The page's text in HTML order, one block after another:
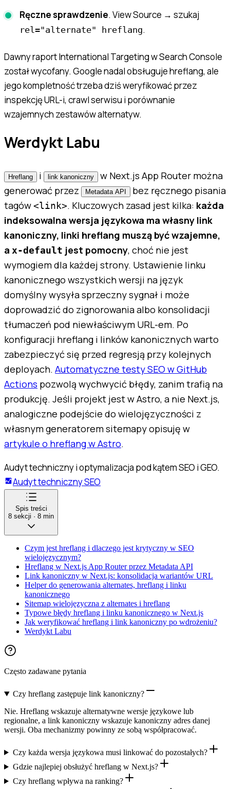
Ręczne sprawdzenie. View Source → szukaj
rel="alternate" hreflang.
Dawny raport International Targeting w Search Console
został wycofany. Google nadal obsługuje hreflang, ale
jego kompletność trzeba dziś weryfikować przez
inspekcję URL-i, crawl serwisu i porównanie
wzajemnych zestawów alternatyw.
Werdykt Labu
Hreflang i link kanoniczny
w Next.js App Router można
generować przez
Metadata API
bez ręcznego pisania
tagów<link>. Kluczowych zasad jest kilka: każda
indeksowalna wersja językowa ma własny link
kanoniczny, linki hreflang muszą być wzajemne,
a x-default jest pomocny, choć nie jest
wymogiem dla każdej strony. Ustawienie linku
kanonicznego wszystkich wersji na język
domyślny wysyła sprzeczny sygnał i może
doprowadzić do zignorowania albo konsolidacji
tłumaczeń pod niewłaściwym URL-em. Po
konfiguracji hreflang i linków kanonicznych warto
zabezpieczyć się przed regresją przy kolejnych
deployach. Automatyczne testy SEO w GitHub
Actions pozwolą wychwycić błędy, zanim trafią na
produkcję. Jeśli projekt jest w Astro, a nie Next.js,
analogiczne podejście do wielojęzyczności z
własnym generatorem sitemapy opisuję w
artykule o hreflang w Astro.
Audyt techniczny i optymalizacja pod kątem SEO i GEO.
Audyt techniczny SEO
Spis treści
8 sekcji · 8 min
Czym jest hreflang i dlaczego jest krytyczny w SEO
wielojęzycznym?
Hreflang w Next.js App Router przez Metadata API
Link kanoniczny w Next.js: konsolidacja wariantów URL
Helper do generowania alternates, hreflang i linku
kanonicznego
Sitemap wielojęzyczna z alternates i hreflang
Typowe błędy hreflang i linku kanonicznego w Next.js
Jak weryfikować hreflang i link kanoniczny po wdrożeniu?
Werdykt Labu
Często zadawane pytania
Czy hreflang zastępuje link kanoniczny?
Nie. Hreflang wskazuje alternatywne wersje językowe lub
regionalne, a link kanoniczny wskazuje kanoniczny adres danej
wersji. Oba mechanizmy powinny ze sobą współpracować.
Czy każda wersja językowa musi linkować do pozostałych?
Gdzie najlepiej obsłużyć hreflang w Next.js?
Czy hreflang wpływa na ranking?